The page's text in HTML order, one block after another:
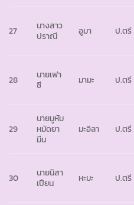
27
นางสาว
ปราณี
อูมา ป.ตรี
28
นายเฟา
ซี
มามะ ป.ตรี
29
นายมูหัม
หมัดยา
มีน
มะอิลา ป.ตรี
30
นายนิสา
เปียน
หะมะ ป.ตรี